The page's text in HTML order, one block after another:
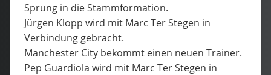
Sprung in die Stammformation.
Jürgen Klopp wird mit Marc Ter Stegen in
Verbindung gebracht.
Manchester City bekommt einen neuen Trainer.
Pep Guardiola wird mit Marc Ter Stegen in